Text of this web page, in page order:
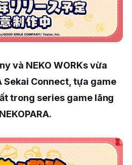
và NEKO WORKs vừa
Sekai Connect, tựa game
trong series game lãng